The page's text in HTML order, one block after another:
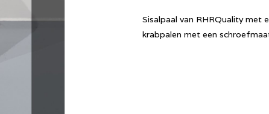
Sisalpaal van RHRQuality met
krabpalen met een